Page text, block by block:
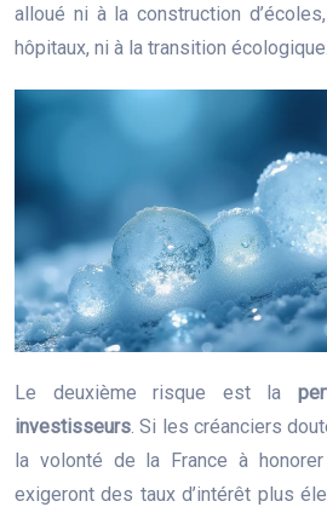
alloué ni à la construction
hôpitaux, ni à la transition écologique.
Le deuxième risque est la
investisseurs . Si les créanciers
la volonté de la France à
exigeront des taux d’intérêt plus